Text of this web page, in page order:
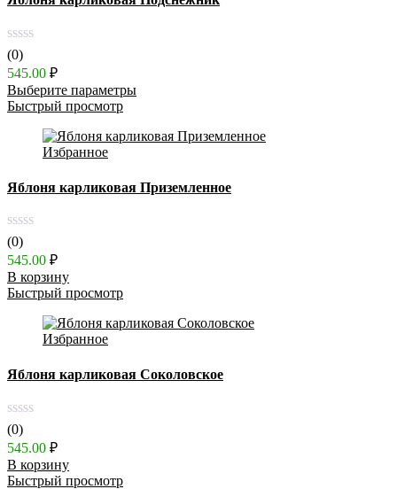
(0)
545.00 ₽
Выберите параметры
Быстрый просмотр
Избранное
Яблоня карликовая Приземленное
(0)
545.00 ₽
В корзину
Быстрый просмотр
Избранное
Яблоня карликовая Соколовское
(0)
545.00 ₽
В корзину
Быстрый просмотр